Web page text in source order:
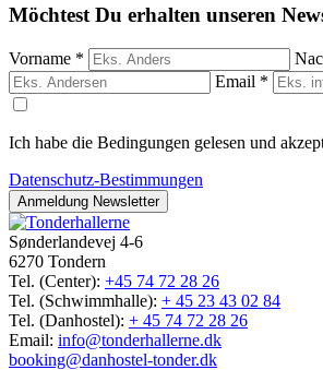
Möchtest Du erhalten unseren
Vorname *
Email *
Ich habe die Bedingungen gelesen und
Datenschutz-Bestimmungen
Sønderlandevej 4-6
6270 Tondern
Tel. (Center): +45 74 72 28 26
Tel. (Schwimmhalle): + 45 23 43 02 84
Tel. (Danhostel): + 45 74 72 28 26
Email: info@tonderhallerne.dk
booking@danhostel-tonder.dk